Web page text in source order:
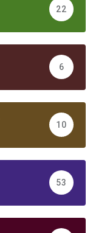
22
6
10
53